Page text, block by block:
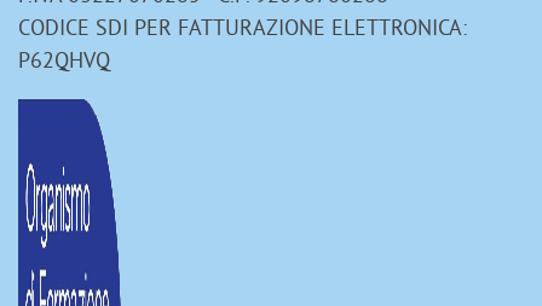
CODICE SDI PER FATTURAZIONE ELETTRONICA:
P62QHVQ